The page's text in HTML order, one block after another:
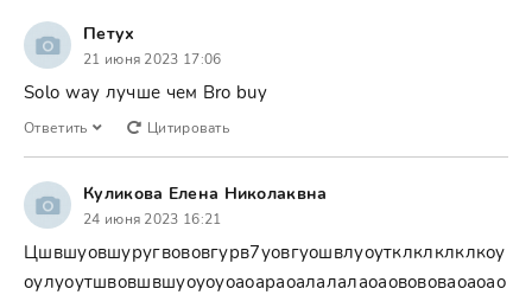
Петух
21 июня 2023 17:06
Solo way лучше чем Bro buy
Ответить Цитировать
Куликова Елена Николаквна
24 июня 2023 16:21
Цшвшуовшуругвововгурв7уовгуошвлуоутклклклклкоу
оулуоутшвовшвшуоуоуоаоараоалалалаоаовововаоаоао